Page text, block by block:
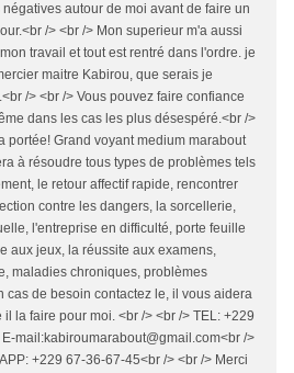
négatives autour de moi avant de faire un
/> <br /> Mon superieur m'a aussi
travail et tout est rentré dans l'ordre. je
maitre Kabirou, que serais je
/> <br /> Vous pouvez faire confiance
dans les cas les plus désespéré.<br />
portée! Grand voyant medium marabout
à résoudre tous types de problèmes tels
le retour affectif rapide, rencontrer
contre les dangers, la sorcellerie,
l'entreprise en difficulté, porte feuille
aux jeux, la réussite aux examens,
maladies chroniques, problèmes
cas de besoin contactez le, il vous aidera
la faire pour moi. <br /> <br /> TEL: +229
mail:kabiroumarabout@gmail.com<br />
+229 67-36-67-45<br /> <br /> Merci